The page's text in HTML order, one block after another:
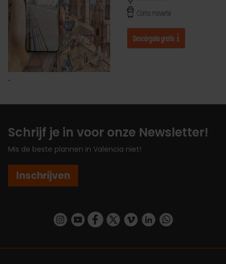
Schrijf je in voor onze Newsletter!
Mis de beste plannen in Valencia niet!
Inschrijven
https://www.instagram.com/visit_valencia/
https://www.youtube.com/user/
https://www.facebook.com/
https://twitter.com/
https://vimeo.com/
https://www.linkedin.com/company/turismo-valencia/https://api.whatsapp.com/send/